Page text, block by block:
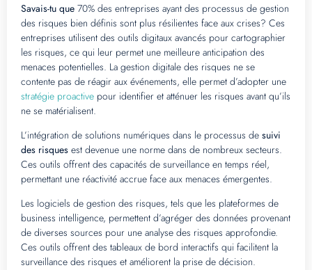
Savais-tu que 70% des entreprises ayant des processus de gestion
des risques bien définis sont plus résilientes face aux crises? Ces
entreprises utilisent des outils digitaux avancés pour cartographier
les risques, ce qui leur permet une meilleure anticipation des
menaces potentielles. La gestion digitale des risques ne se
contente pas de réagir aux événements, elle permet d’adopter une
stratégie proactive pour identifier et atténuer les risques avant qu’ils
ne se matérialisent.
L’intégration de solutions numériques dans le processus de suivi
des risques est devenue une norme dans de nombreux secteurs.
Ces outils offrent des capacités de surveillance en temps réel,
permettant une réactivité accrue face aux menaces émergentes.
Les logiciels de gestion des risques, tels que les plateformes de
business intelligence, permettent d’agréger des données provenant
de diverses sources pour une analyse des risques approfondie.
Ces outils offrent des tableaux de bord interactifs qui facilitent la
surveillance des risques et améliorent la prise de décision.